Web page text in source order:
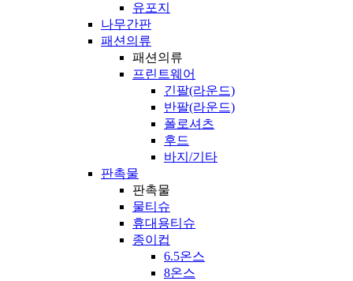
유포지
나무간판
패션의류
패션의류
프린트웨어
긴팔(라운드)
반팔(라운드)
폴로셔츠
후드
바지/기타
판촉물
판촉물
물티슈
휴대용티슈
종이컵
6.5온스
8온스